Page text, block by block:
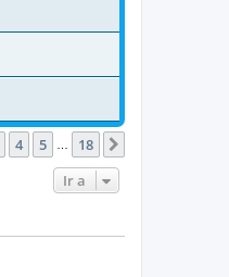
184 5 18
Ir a